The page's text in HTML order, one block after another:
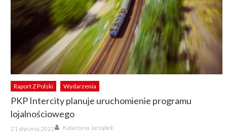
Raport Z Polski Wydarzenia
PKP Intercity planuje uruchomienie programu
lojalnościowego
Posted
on
21 stycznia 2022 Author
Katarzyna Jarząbek